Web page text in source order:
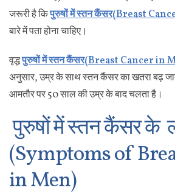
जरूरी है किपुरुषों में स्तन कैंसर(Breast
बारे में पता होना चाहिए।
वृद्धपुरुषों में स्तन कैंसर(Breast Cancer in
अनुसार, उम्र के साथ स्तन कैंसर का खतरा बढ़
आमतौर पर 50 साल की उम्र के बाद चलता है।
पुरुषों में स्तन कैंसर के
(Symptoms of
in Men)